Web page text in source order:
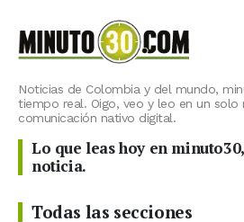
Noticias de Colombia y del mundo,
tiempo real. Oigo, veo y leo en un solo
comunicación nativo digital.
Lo que leas hoy en
noticia.
Todas las secciones